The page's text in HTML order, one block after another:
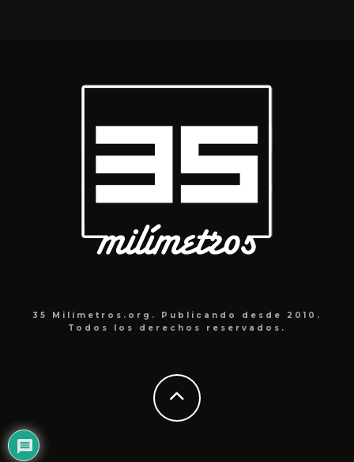
35 Milímetros.org. Publicando desde 2010.
Todos los derechos reservados.